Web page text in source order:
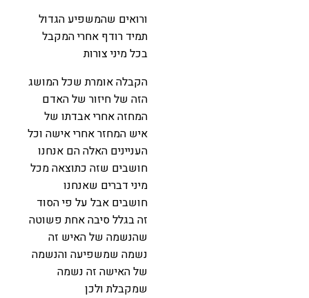
ורואים שהמשפיע הגדול
תמיד רודף אחרי המקבל
בכל מיני צורות
הקבלה אומרת שכל המושג
הזה של חיזור של האדם
המחזה אחרי אבדתו של
איש המחזר אחרי אישה וכל
העניינים האלה הם אנחנו
חושבים שזה כתוצאה מכל
מיני דברים שאנחנו
חושבים אבל על פי הסוד
זה בגלל סיבה אחת פשוטה
שהנשמה של האיש זה
נשמה שמשפיעה והנשמה
של האישה זה נשמה
שמקבלת ולכן